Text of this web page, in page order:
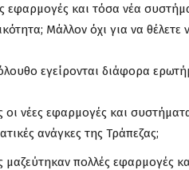
εφαρμογές και τόσα νέα
Μάλλον όχι για να
εγείρονται διάφορα
νέες εφαρμογές και
ανάγκες της Τράπεζας;
πολλές εφαρμογές